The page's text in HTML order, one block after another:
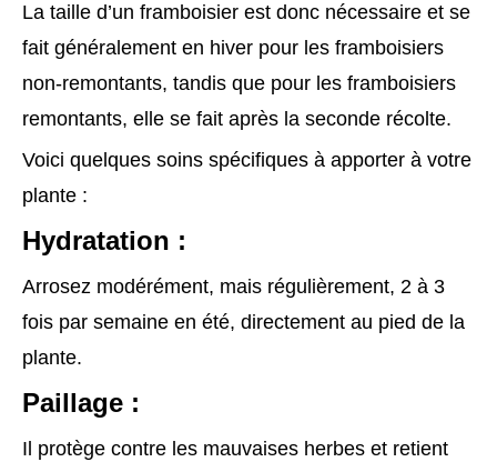
La taille d’un framboisier est donc nécessaire et se
fait généralement en hiver pour les framboisiers
non-remontants, tandis que pour les framboisiers
remontants, elle se fait après la seconde récolte.
Voici quelques soins spécifiques à apporter à votre
plante :
Hydratation :
Arrosez modérément, mais régulièrement, 2 à 3
fois par semaine en été, directement au pied de la
plante.
Paillage :
Il protège contre les mauvaises herbes et retient